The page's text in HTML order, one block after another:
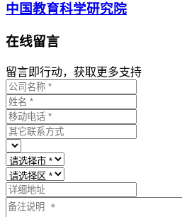
中国教育科学研究院
在线留言
留言即行动，获取更多支持